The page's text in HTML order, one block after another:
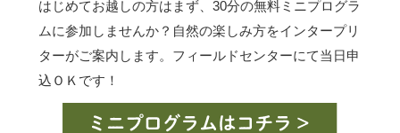
はじめてお越しの方はまず、30分の無料ミニプログラ
ムに参加しませんか？自然の楽しみ方をインタープリ
ターがご案内します。フィールドセンターにて当日申
込ＯＫです！